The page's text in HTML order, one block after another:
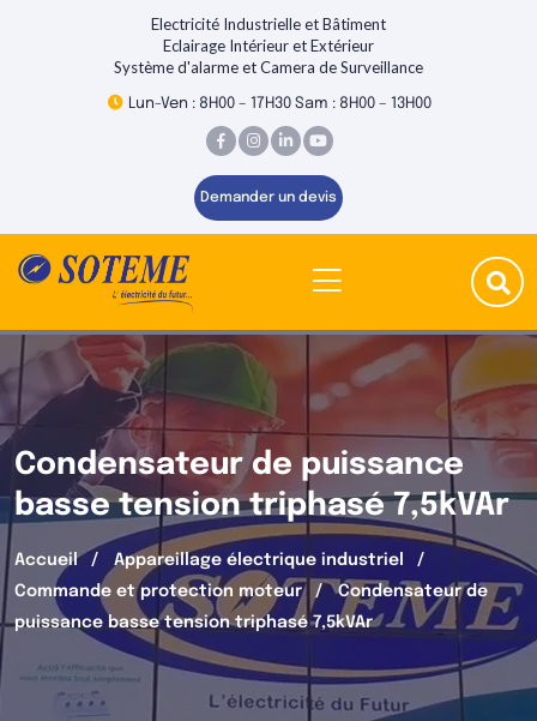
Electricité Industrielle et Bâtiment
Eclairage Intérieur et Extérieur
Système d'alarme et Camera de Surveillance
Lun-Ven : 8H00 – 17H30 Sam : 8H00 – 13H00
Demander un devis
Condensateur de puissance
basse tension triphasé 7,5kVAr
Accueil
Appareillage électrique industriel
Commande et protection moteur
Condensateur de
puissance basse tension triphasé 7,5kVAr